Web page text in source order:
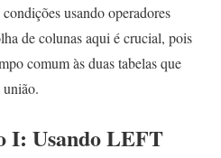
usando operadores
de colunas aqui é crucial, pois
comum às duas tabelas que
união.
I: Usando LEFT